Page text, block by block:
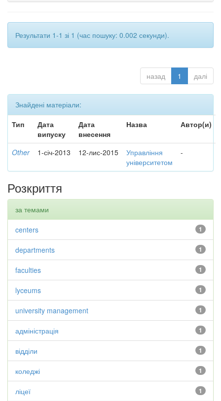
Результати 1-1 зі 1 (час пошуку: 0.002 секунди).
назад 1 далі
Знайдені матеріали:
Тип
Дата
випуску
Дата
внесення
Назва Автор(и)
Other 1-січ-2013 12-лис-2015
Управління
університетом
-
Розкриття
за темами
1
centers
1
departments
1
faculties
1
lyceums
1
university management
1
адміністрація
1
відділи
1
коледжі
1
ліцеї